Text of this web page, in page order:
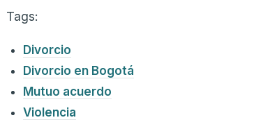
Tags:
Divorcio
Divorcio en Bogotá
Mutuo acuerdo
Violencia